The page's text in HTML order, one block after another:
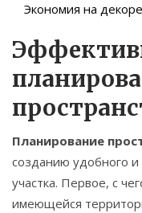
Экономия на
Планирование
созданию удобного и
участка. Первое, с
имеющейся